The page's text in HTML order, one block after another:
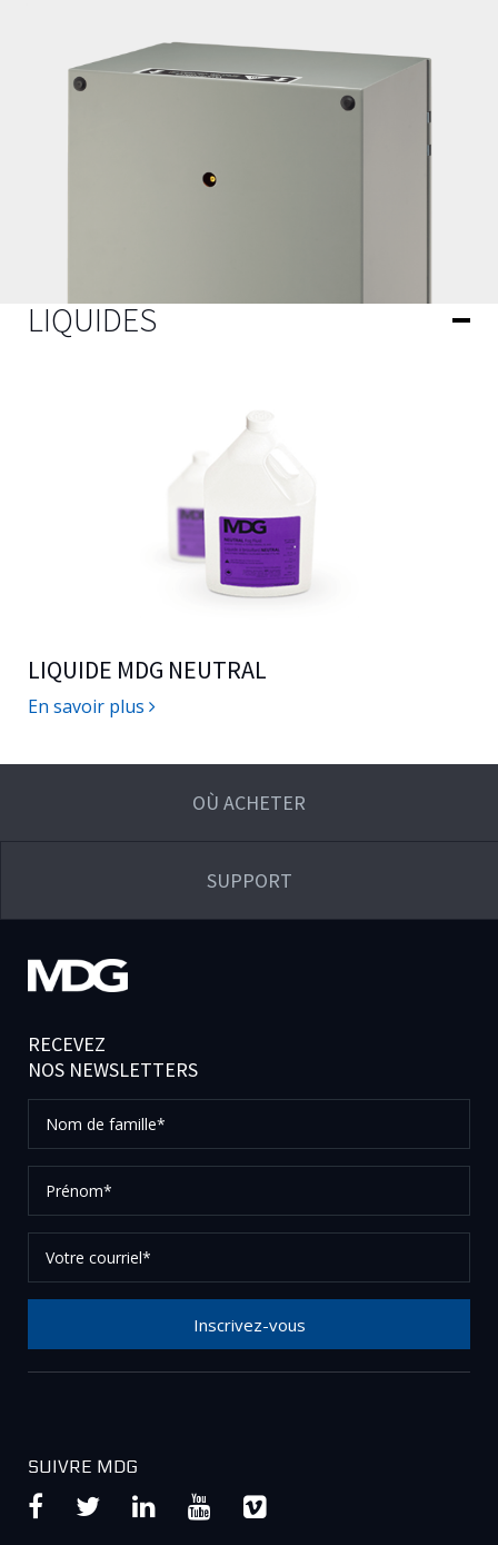
LIQUIDES
LIQUIDE MDG NEUTRAL
En savoir plus
OÙ ACHETER
SUPPORT
RECEVEZ
NOS NEWSLETTERS
de
famille*
courriel*
Inscrivez-vous
SUIVRE MDG